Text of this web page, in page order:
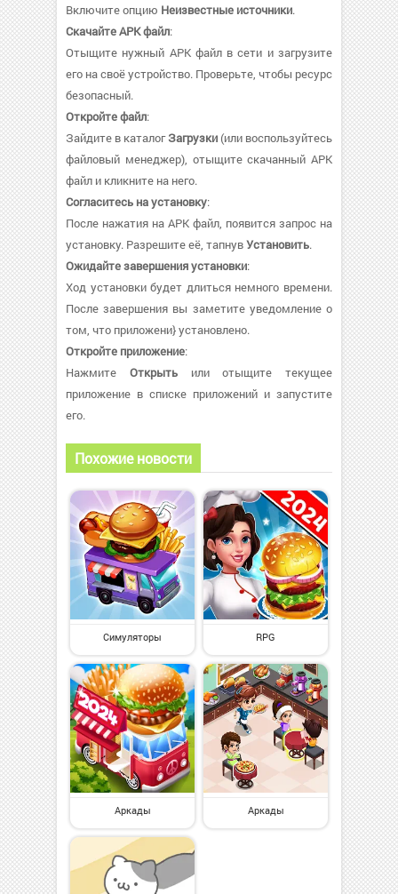
Включите опцию Неизвестные источники.
Скачайте APK файл:
Отыщите нужный APK файл в сети и загрузите
его на своё устройство. Проверьте, чтобы ресурс
безопасный.
Откройте файл:
Зайдите в каталогЗагрузки (или воспользуйтесь
файловый менеджер), отыщите скачанный APK
файл и кликните на него.
Согласитесь на установку:
После нажатия на APK файл, появится запрос на
установку. Разрешите её, тапнувУстановить.
Ожидайте завершения установки:
Ход установки будет длиться немного времени.
После завершения вы заметите уведомление о
том, что приложени} установлено.
Откройте приложение:
Нажмите Открытьили отыщите текущее
приложение в списке приложений и запустите
его.
Похожие новости
Симуляторы RPG
Аркады Аркады